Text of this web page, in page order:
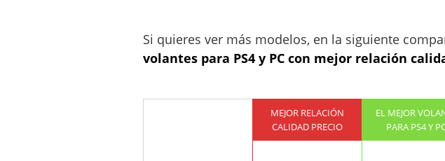
Si quieres ver más modelos, en la siguiente
volantes para PS4 y PC con mejor relación
MEJOR RELACIÓN
CALIDAD PRECIO
EL MEJOR
PARA PS4 Y